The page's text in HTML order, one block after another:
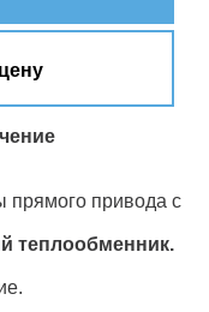
прямого привода с
теплообменник.